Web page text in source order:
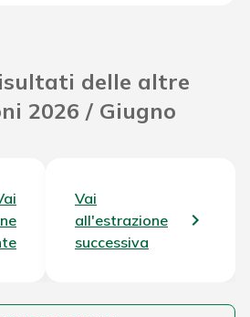
delle altre
2026 / Giugno
Vai
all'estrazione
successiva